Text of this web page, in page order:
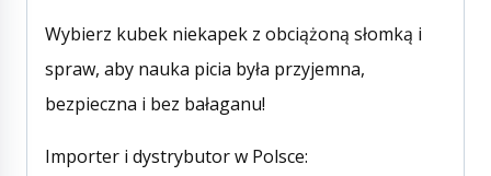
Wybierz kubek niekapek z obciążoną słomką i
spraw, aby nauka picia była przyjemna,
bezpieczna i bez bałaganu!
Importer i dystrybutor w Polsce: